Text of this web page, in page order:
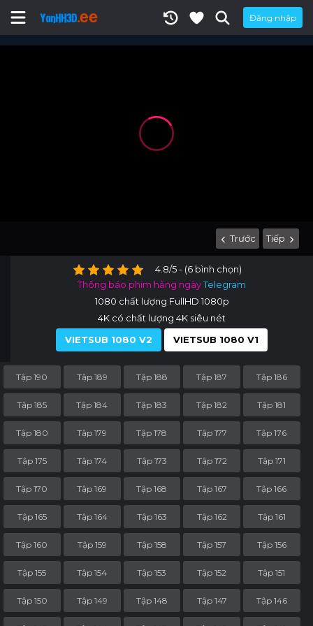
Đăng nhập
Trước Tiếp
4.8/5 - (6 bình chọn)
Thông báo phim hằng ngàyTelegram
1080 chất lượng FullHD 1080p
4K có chất lượng 4K siêu nét
VIETSUB 1080 V2
VIETSUB 1080 V1
Tập 190 Tập 189 Tập 188 Tập 187 Tập 186
Tập 185 Tập 184 Tập 183 Tập 182 Tập 181
Tập 180 Tập 179 Tập 178 Tập 177 Tập 176
Tập 175 Tập 174 Tập 173 Tập 172 Tập 171
Tập 170 Tập 169 Tập 168 Tập 167 Tập 166
Tập 165 Tập 164 Tập 163 Tập 162 Tập 161
Tập 160 Tập 159 Tập 158 Tập 157 Tập 156
Tập 155 Tập 154 Tập 153 Tập 152 Tập 151
Tập 150 Tập 149 Tập 148 Tập 147 Tập 146